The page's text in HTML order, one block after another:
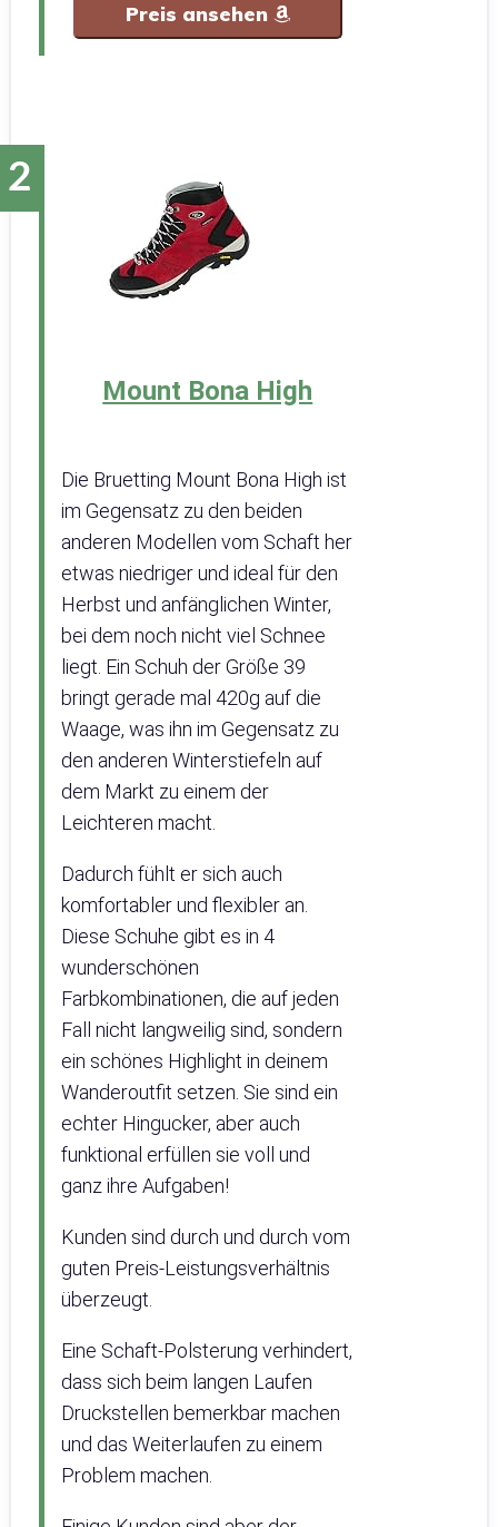
Preis ansehen
Mount Bona High
Die Bruetting Mount Bona High ist
im Gegensatz zu den beiden
anderen Modellen vom Schaft her
etwas niedriger und ideal für den
Herbst und anfänglichen Winter,
bei dem noch nicht viel Schnee
liegt. Ein Schuh der Größe 39
bringt gerade mal 420g auf die
Waage, was ihn im Gegensatz zu
den anderen Winterstiefeln auf
dem Markt zu einem der
Leichteren macht.
Dadurch fühlt er sich auch
komfortabler und flexibler an.
Diese Schuhe gibt es in 4
wunderschönen
Farbkombinationen, die auf jeden
Fall nicht langweilig sind, sondern
ein schönes Highlight in deinem
Wanderoutfit setzen. Sie sind ein
echter Hingucker, aber auch
funktional erfüllen sie voll und
ganz ihre Aufgaben!
Kunden sind durch und durch vom
guten Preis-Leistungsverhältnis
überzeugt.
Eine Schaft-Polsterung verhindert,
dass sich beim langen Laufen
Druckstellen bemerkbar machen
und das Weiterlaufen zu einem
Problem machen.